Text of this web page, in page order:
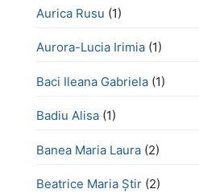
Aurica Rusu (1)
Aurora-Lucia Irimia (1)
Baci Ileana Gabriela (1)
Badiu Alisa (1)
Banea Maria Laura (2)
Beatrice Maria Știr (2)